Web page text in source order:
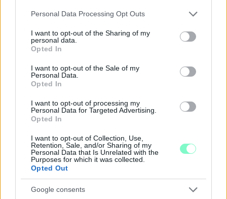
Please note that this website/app uses one or more Google
not limited to your visit or usage behaviour. You may click to
grant or deny consent to Google and its third-party tags to
use your data for below specified purposes in below Google
consent section.
Personal Data Processing Opt Outs
I want to opt-out of the Sharing of my
personal data.
Opted In
I want to opt-out of the Sale of my
Personal Data.
Opted In
I want to opt-out of processing my
Personal Data for Targeted Advertising.
Opted In
I want to opt-out of Collection, Use,
Retention, Sale, and/or Sharing of my
Personal Data that Is Unrelated with the
Purposes for which it was collected.
Opted Out
Google consents
LAKOSSÁGI FÓRUMON MUTATJÁK BE A
TERVEIT
Augusztus 6-án a beruházás ütemezéséről és az új kerékpárút